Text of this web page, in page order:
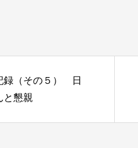
録（その５） 日
と懇親